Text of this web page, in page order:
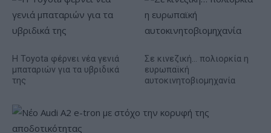
Η Toyota φέρνει νέα γενιά
μπαταριών για τα υβριδικά
της
Σε κινεζική… πολιορκία η
ευρωπαϊκή
αυτοκινητοβιομηχανία